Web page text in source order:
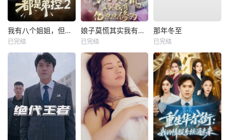
我有八个姐姐，但是他们都是弟控2
已完结
娘子莫慌其实我有亿点点修为
已完结
那年冬至
已完结